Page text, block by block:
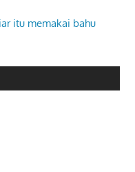
itu memakai bahu